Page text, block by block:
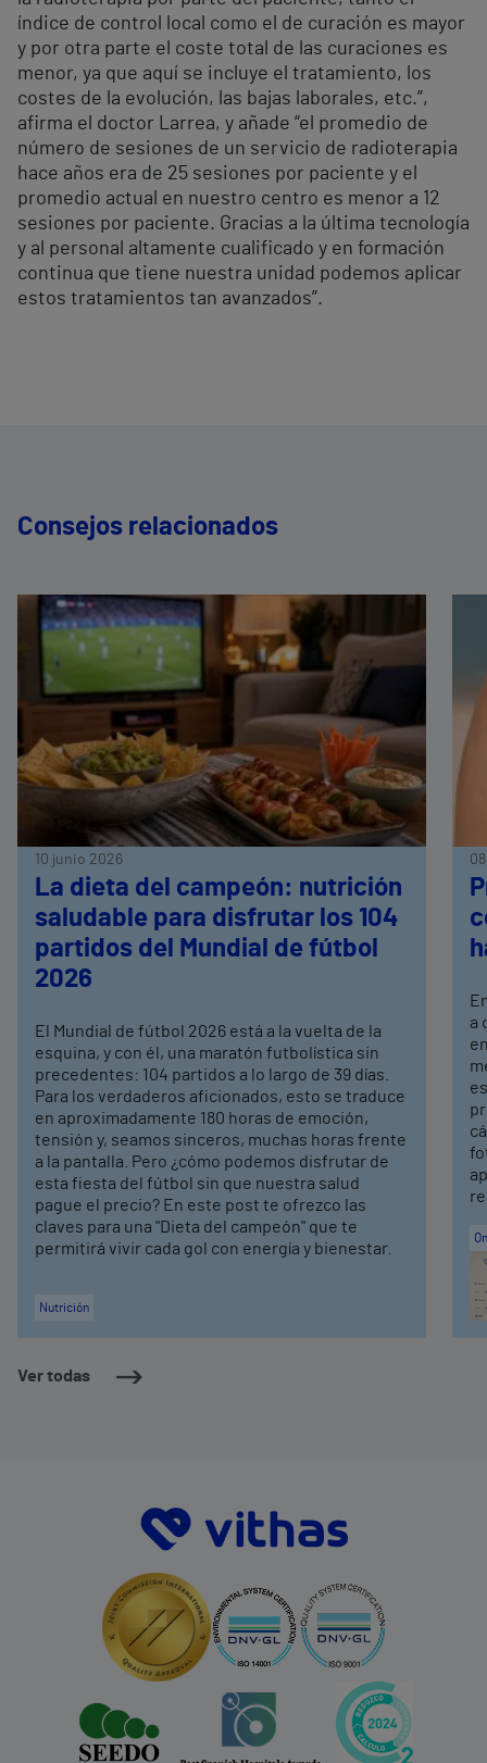
índice de control local como el de curación es mayor
y por otra parte el coste total de las curaciones es
menor, ya que aquí se incluye el tratamiento, los
costes de la evolución, las bajas laborales, etc.”,
afirma el doctor Larrea, y añade “el promedio de
número de sesiones de un servicio de radioterapia
hace años era de 25 sesiones por paciente y el
promedio actual en nuestro centro es menor a 12
sesiones por paciente. Gracias a la última tecnología
y al personal altamente cualificado y en formación
continua que tiene nuestra unidad podemos aplicar
estos tratamientos tan avanzados”.
Consejos relacionados
Ver todas
10 junio 2026
La dieta del campeón: nutrición
saludable para disfrutar los 104
partidos del Mundial de fútbol
2026
El Mundial de fútbol 2026 está a la vuelta de la
esquina, y con él, una maratón futbolística sin
precedentes: 104 partidos a lo largo de 39 días.
Para los verdaderos aficionados, esto se traduce
en aproximadamente 180 horas de emoción,
tensión y, seamos sinceros, muchas horas frente
a la pantalla. Pero ¿cómo podemos disfrutar de
esta fiesta del fútbol sin que nuestra salud
pague el precio? En este post te ofrezco las
claves para una "Dieta del campeón" que te
permitirá vivir cada gol con energía y bienestar.
Nutrición
a